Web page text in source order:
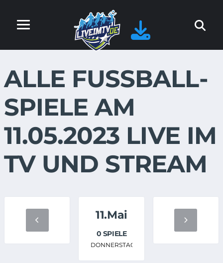
ALLE FUSSBALL-S
PIELE AM 1
1.05.2023 LIVE IM T
V UND STREAM
11.Mai
0 SPIELE
DONNERSTAG